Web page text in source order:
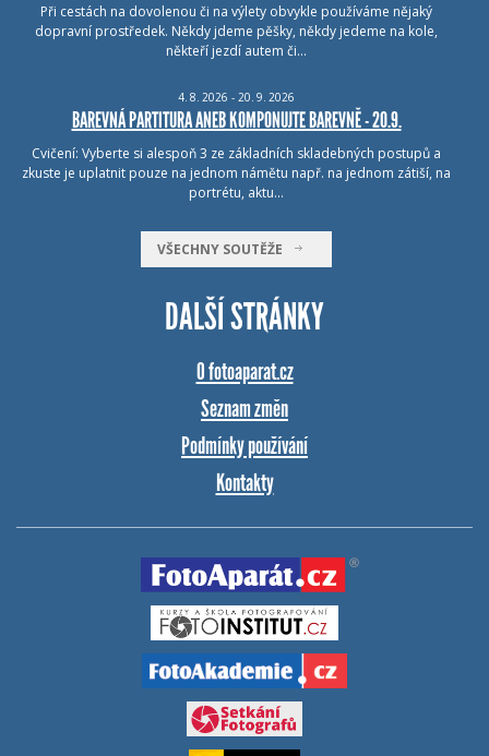
Při cestách na dovolenou či na výlety obvykle používáme nějaký
dopravní prostředek. Někdy jdeme pěšky, někdy jedeme na kole,
někteří jezdí autem či…
4. 8. 2026 - 20. 9. 2026
BAREVNÁ PARTITURA ANEB KOMPONUJTE BAREVNĚ - 20.9.
Cvičení: Vyberte si alespoň 3 ze základních skladebných postupů a
zkuste je uplatnit pouze na jednom námětu např. na jednom zátiší, na
portrétu, aktu…
VŠECHNY SOUTĚŽE
DALŠÍ STRÁNKY
O fotoaparat.cz
Seznam změn
Podmínky používání
Kontakty